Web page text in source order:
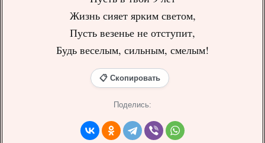
Жизнь сияет ярким светом,
Пусть везенье не отступит,
Будь веселым, сильным, смелым!
📋 Скопировать
Поделись: